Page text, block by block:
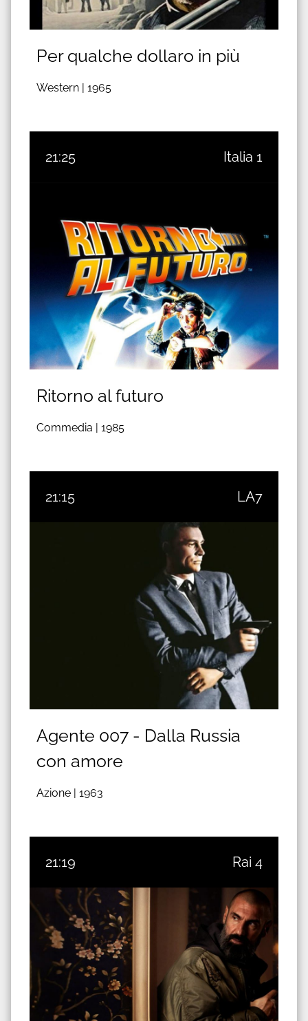
Per qualche dollaro in più
Western | 1965
21:25 Italia 1
Ritorno al futuro
Commedia | 1985
21:15 LA7
Agente 007 - Dalla Russia
con amore
Azione | 1963
21:19 Rai 4